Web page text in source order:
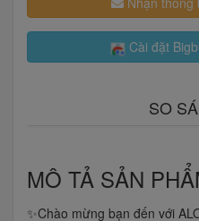
Cài đặt
SO
MÔ TẢ SẢN
✨Chào mừng bạn đến với